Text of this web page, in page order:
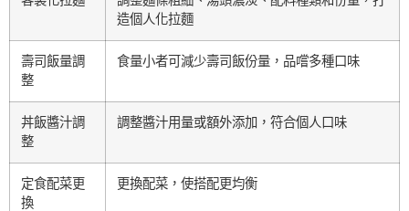
造個人化拉麵
壽司飯量調
整
食量小者可減少壽司飯份量，品嚐多種口味
丼飯醬汁調
整
調整醬汁用量或額外添加，符合個人口味
定食配菜更
換
更換配菜，使搭配更均衡